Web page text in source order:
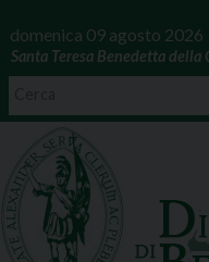
domenica 09 agosto 2026
Santa Teresa Benedetta della